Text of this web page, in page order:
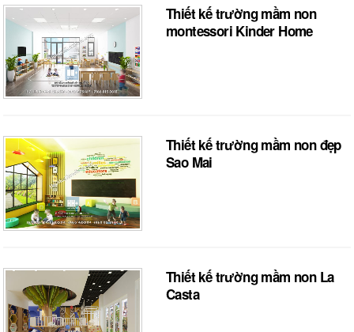
Thiết kế trường mầm non
montessori Kinder Home
Thiết kế trường mầm non đẹp
Sao Mai
Thiết kế trường mầm non La
Casta